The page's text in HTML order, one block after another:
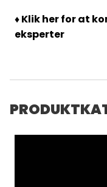
♦ Klik her for at
eksperter